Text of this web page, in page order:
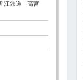
江鉄道「高宮